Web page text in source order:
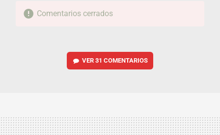
Comentarios cerrados
VER 31 COMENTARIOS